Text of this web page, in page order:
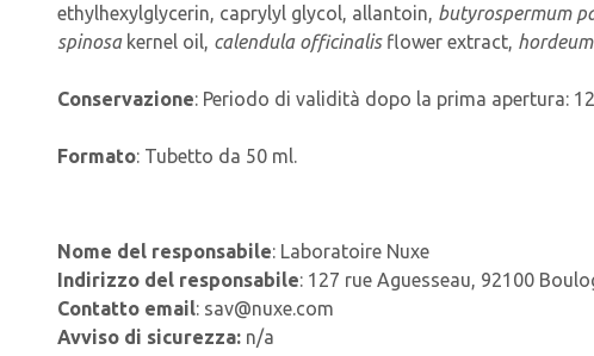
ethylhexylglycerin, caprylyl glycol, allantoin, butyrospermum
spinosa kernel oil, calendula officinalis flower extract,
Conservazione: Periodo di validità dopo la prima apertura:
Formato: Tubetto da 50 ml.
Nome del responsabile: Laboratoire Nuxe
Indirizzo del responsabile: 127 rue Aguesseau, 92100
Contatto email: sav@nuxe.com
Avviso di sicurezza: n/a